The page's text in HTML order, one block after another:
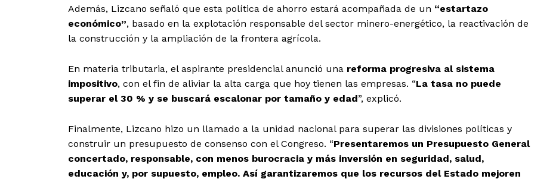
El Rionegrero
Información
Acerca de nosotros
Contáctanos
Además, Lizcano señaló que esta política de ahorro estará acompañada de un “estartazo
económico”, basado en la explotación responsable del sector minero-energético, la reactivación de
la construcción y la ampliación de la frontera agrícola.
En materia tributaria, el aspirante presidencial anunció una reforma progresiva al sistema
impositivo, con el fin de aliviar la alta carga que hoy tienen las empresas. “La tasa no puede
superar el 30 % y se buscará escalonar por tamaño y edad”, explicó.
Finalmente, Lizcano hizo un llamado a la unidad nacional para superar las divisiones políticas y
construir un presupuesto de consenso con el Congreso. “Presentaremos un Presupuesto General
concertado, responsable, con menos burocracia y más inversión en seguridad, salud,
educación y, por supuesto, empleo. Así garantizaremos que los recursos del Estado mejoren